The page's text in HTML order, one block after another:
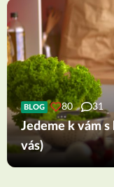
BLOG 80 31
Jedeme k vám
vás)